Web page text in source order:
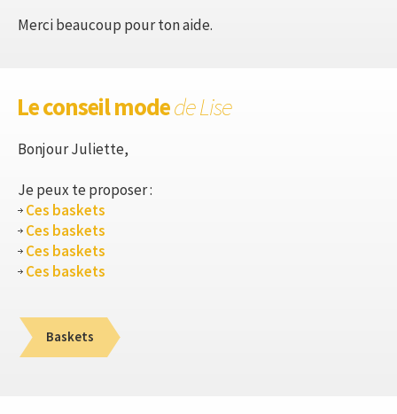
Merci beaucoup pour ton aide.
Le conseil modede Lise
Bonjour Juliette,
Je peux te proposer :
Ces baskets
Ces baskets
Ces baskets
Ces baskets
Baskets